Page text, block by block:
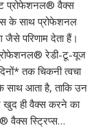
प्रोफेशनल® वैक्‍स
के साथ प्रोफेशनल
जैसे परिणाम देता हैं।
रेडी-टू-यूज
तक चिकनी त्‍वचा
साथ आता है, ताकि उन
खुद ही वैक्‍स करने का
वैक्‍स स्ट्रिप्‍स…